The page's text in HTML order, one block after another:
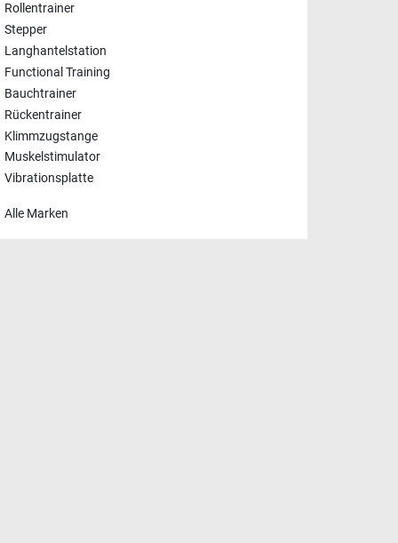
Rollentrainer
Stepper
Langhantelstation
Functional Training
Bauchtrainer
Rückentrainer
Klimmzugstange
Muskelstimulator
Vibrationsplatte
Alle Marken